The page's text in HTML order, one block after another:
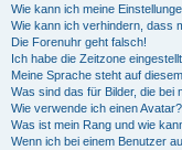
Wie kann ich meine
Wie kann ich verhindern, dass
Die Forenuhr geht falsch!
Ich habe die Zeitzone
Meine Sprache steht auf
Was sind das für Bilder, die bei
Wie verwende ich einen Avatar?
Was ist mein Rang und wie
Wenn ich bei einem Benutzer